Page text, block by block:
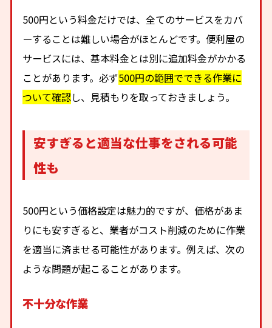
500円という料金だけでは、全てのサービスをカバ
ーすることは難しい場合がほとんどです。便利屋の
サービスには、基本料金とは別に追加料金がかかる
ことがあります。必ず500円の範囲でできる作業に
ついて確認し、見積もりを取っておきましょう。
安すぎると適当な仕事をされる可能
性も
500円という価格設定は魅力的ですが、価格があま
りにも安すぎると、業者がコスト削減のために作業
を適当に済ませる可能性があります。例えば、次の
ような問題が起こることがあります。
不十分な作業